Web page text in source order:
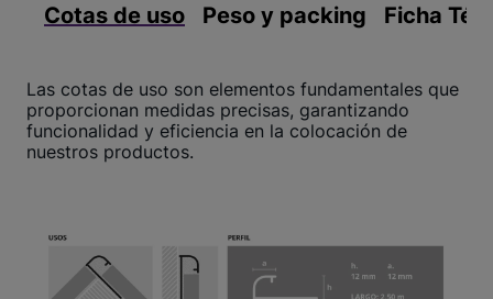
Cotas de uso Peso y packing Ficha
Las cotas de uso son elementos fundamentales que
proporcionan medidas precisas, garantizando
funcionalidad y eficiencia en la colocación de
nuestros productos.